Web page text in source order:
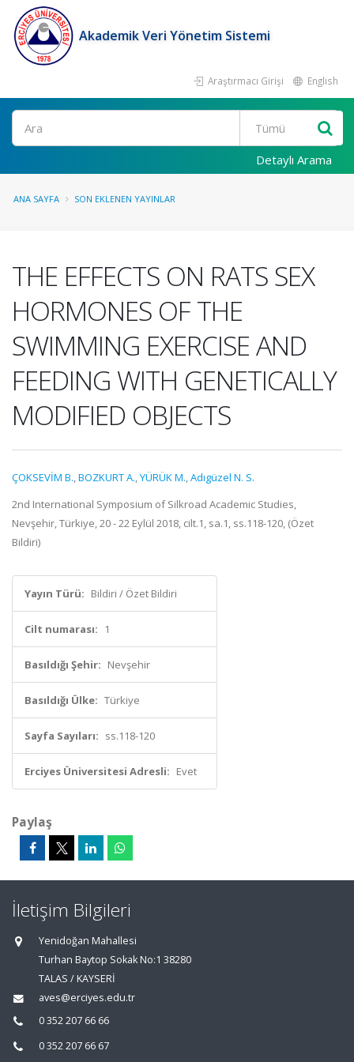
Akademik Veri Yönetim Sistemi
Araştırmacı Girişi English
Ara
Detaylı Arama
ANA SAYFA SON EKLENEN YAYINLAR
THE EFFECTS ON RATS SEX
HORMONES OF THE
SWIMMING EXERCISE AND
FEEDING WITH GENETICALLY
MODIFIED OBJECTS
ÇOKSEVİM B.,BOZKURT A.,YÜRÜK M.,Adıgüzel N. S.
2nd International Symposium of Silkroad Academic Studies,
Nevşehir, Türkiye, 20 - 22 Eylül 2018, cilt.1, sa.1, ss.118-120, (Özet
Bildiri)
Yayın Türü: Bildiri / Özet Bildiri
Cilt numarası: 1
Basıldığı Şehir: Nevşehir
Basıldığı Ülke: Türkiye
Sayfa Sayıları: ss.118-120
Erciyes Üniversitesi Adresli: Evet
Paylaş
İletişim Bilgileri
Yenidoğan Mahallesi
Turhan Baytop Sokak No:1 38280
TALAS / KAYSERİ
aves@erciyes.edu.tr
0 352 207 66 66
0 352 207 66 67